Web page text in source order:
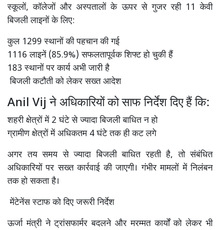
स्कूलों, कॉलेजों और अस्पतालों के ऊपर से गुजर रही 11 केवी
बिजली लाइनों के लिए:
कुल 1299 स्थानों की पहचान की गई
1116 लाइनें (85.9%) सफलतापूर्वक शिफ्ट हो चुकी हैं
183 स्थानों पर कार्य अभी जारी है
बिजली कटौती को लेकर सख्त आदेश
Anil Vij ने अधिकारियों को साफ निर्देश दिए हैं कि:
शहरी क्षेत्रों में 2 घंटे से ज्यादा बिजली बाधित न हो
ग्रामीण क्षेत्रों में अधिकतम 4 घंटे तक ही कट लगे
अगर तय समय से ज्यादा बिजली बाधित रहती है, तो संबंधित
अधिकारियों पर सख्त कार्रवाई की जाएगी। गंभीर मामलों में निलंबन
तक हो सकता है।
मेंटेनेंस स्टाफ को दिए जरूरी निर्देश
ऊर्जा मंत्री ने ट्रांसफार्मर बदलने और मरम्मत कार्यों को लेकर भी